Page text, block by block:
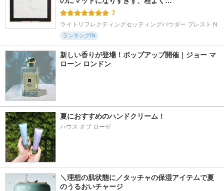
7
ライトリフレクティングセッティングパウダー プレスト N
ランキングIN
新しい香りが登場！ポップアップ開催｜ジョー マ
ローン ロンドン
夏におすすめのハンドクリーム！
ハウス オブ ローゼ
＼理想の肌状態に／タッチャの保湿アイテムで夏
のうるおいチャージ